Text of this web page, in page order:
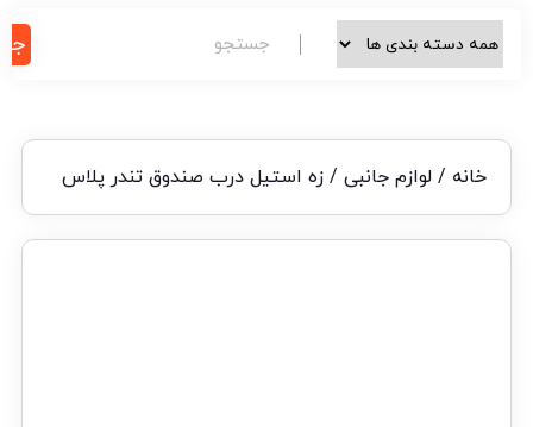
خانه / لوازم جانبی/ زه استیل درب صندوق تندر پلاس